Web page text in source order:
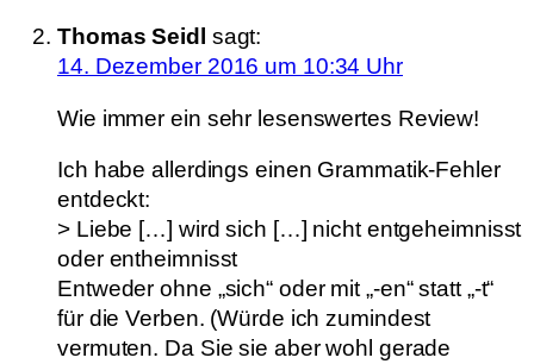
Thomas Seidl
sagt:
14. Dezember 2016 um 10:34 Uhr
Wie immer ein sehr lesenswertes Review!
Ich habe allerdings einen Grammatik-Fehler
entdeckt:
> Liebe […] wird sich […] nicht entgeheimnisst
oder entheimnisst
Entweder ohne „sich“ oder mit „-en“ statt „-t“
für die Verben. (Würde ich zumindest
vermuten. Da Sie sie aber wohl gerade